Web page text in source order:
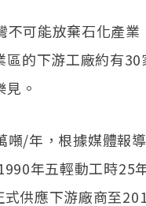
可能放棄石化產業
的下游工廠約有30
。
噸/年，根據媒體報
年五輕動工時25
供應下游廠商至